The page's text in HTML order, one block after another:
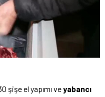
şişe el yapımı veyabancı